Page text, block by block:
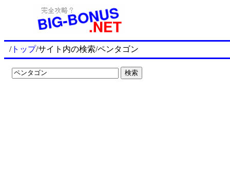
/トップ/サイト内の検索/ペンタゴン